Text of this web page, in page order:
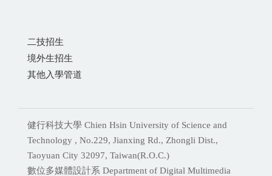
二技招生
境外生招生
其他入學管道
健行科技大學 Chien Hsin University of Science and
Technology , No.229, Jianxing Rd., Zhongli Dist.,
Taoyuan City 32097, Taiwan(R.O.C.)
數位多媒體設計系 Department of Digital Multimedia